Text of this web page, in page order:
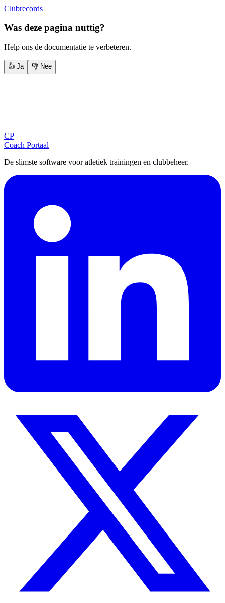
Clubrecords
Was deze pagina nuttig?
Help ons de documentatie te verbeteren.
👍 Ja 👎 Nee
CP
Coach Portaal
De slimste software voor atletiek trainingen en clubbeheer.